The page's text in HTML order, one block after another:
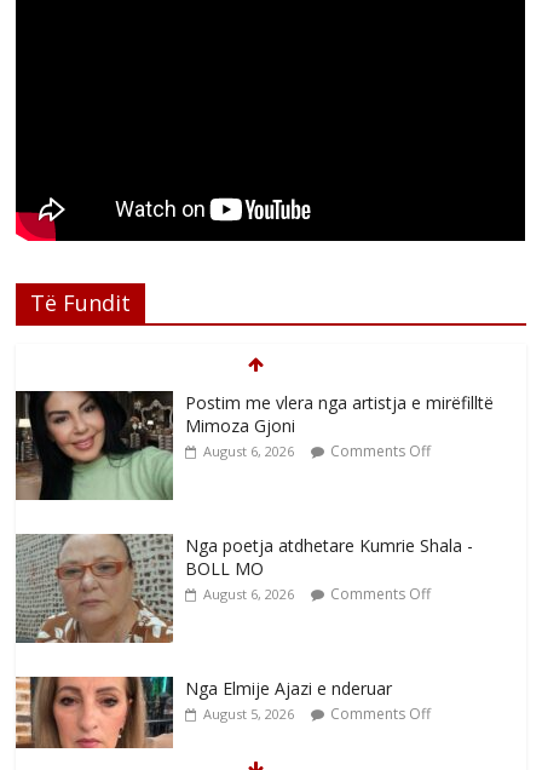
Të Fundit
Postim me vlera nga artistja e mirëfilltë
Mimoza Gjoni
August 6, 2026 Comments Off
Nga poetja atdhetare Kumrie Shala -
BOLL MO
August 6, 2026 Comments Off
Nga Elmije Ajazi e nderuar
August 5, 2026 Comments Off